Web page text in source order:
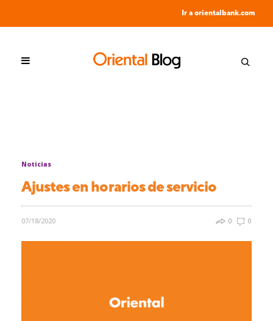
Ir a orientalbank.com
Noticias
Ajustes en horarios de servicio
07/18/2020 0 0